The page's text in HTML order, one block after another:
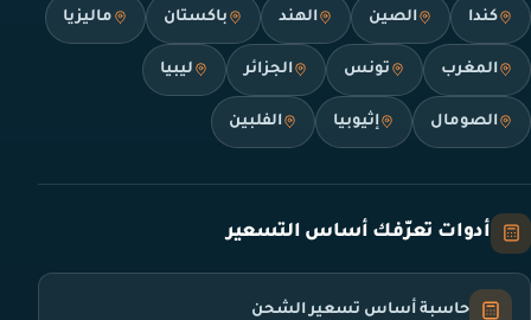
كندا الصين الهند باكستان ماليزيا
المغرب تونس الجزائر ليبيا
الصومال إثيوبيا الفلبين
أدوات تعرّفك أساس التسعير
حاسبة أساس تسعير الشحن